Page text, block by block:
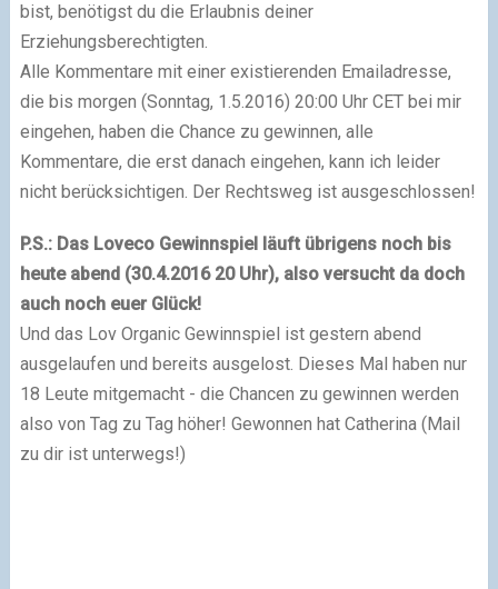
bist, benötigst du die Erlaubnis deiner
Erziehungsberechtigten.
Alle Kommentare mit einer existierenden Emailadresse,
die bis morgen (Sonntag, 1.5.2016) 20:00 Uhr CET bei mir
eingehen, haben die Chance zu gewinnen, alle
Kommentare, die erst danach eingehen, kann ich leider
nicht berücksichtigen. Der Rechtsweg ist ausgeschlossen!
P.S.: Das Loveco Gewinnspiel läuft übrigens noch bis
heute abend (30.4.2016 20 Uhr), also versucht da doch
auch noch euer Glück!
Und das Lov Organic Gewinnspiel ist gestern abend
ausgelaufen und bereits ausgelost. Dieses Mal haben nur
18 Leute mitgemacht - die Chancen zu gewinnen werden
also von Tag zu Tag höher! Gewonnen hat Catherina (Mail
zu dir ist unterwegs!)